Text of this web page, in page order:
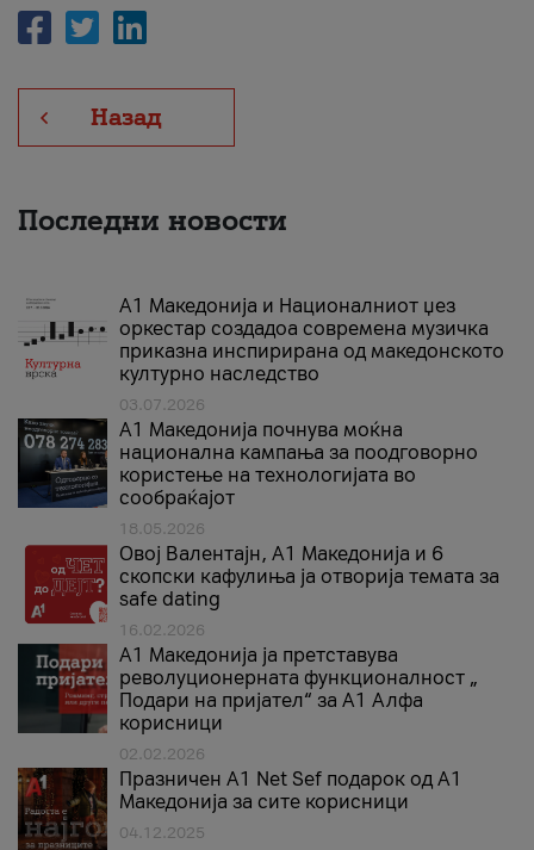
Назад
Последни новости
А1 Македонија и Националниот џез
оркестар создадоа современа музичка
приказна инспирирана од македонското
културно наследство
03.07.2026
A1 Македонија почнува моќна
национална кампања за поодговорно
користење на технологијата во
сообраќајот
18.05.2026
Овој Валентајн, A1 Македонија и 6
скопски кафулиња ја отворија темата за
safe dating
16.02.2026
А1 Македонија ја претставува
револуционерната функционалност „
Подари на пријател“ за А1 Алфа
корисници
02.02.2026
Празничен A1 Net Sеf подарок од А1
Македонија за сите корисници
04.12.2025